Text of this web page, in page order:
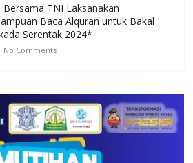
TNI Laksanakan
Baca Alquran untuk Bakal
Serentak 2024*
No Comments